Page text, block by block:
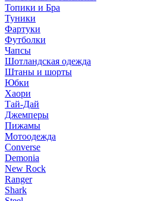
Топики и Бра
Туники
Фартуки
Футболки
Чапсы
Шотландская одежда
Штаны и шорты
Юбки
Хаори
Тай-Дай
Джемперы
Пижамы
Мотоодежда
Converse
Demonia
New Rock
Ranger
Shark